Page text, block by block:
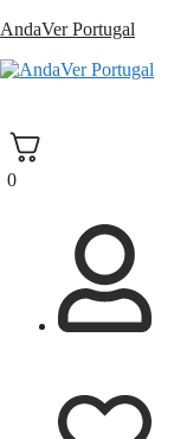
Saltar
o
AndaVer Portugal
0